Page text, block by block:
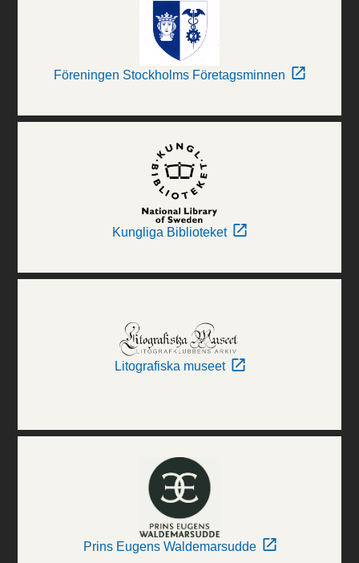
Föreningen Stockholms Företagsminnen
Kungliga Biblioteket
Litografiska museet
Prins Eugens Waldemarsudde